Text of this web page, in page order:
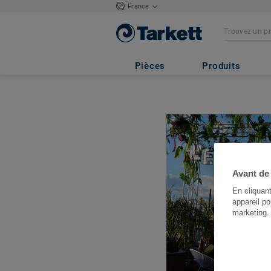
France
Pièces Produits
Avant
En
appareil
marketing.